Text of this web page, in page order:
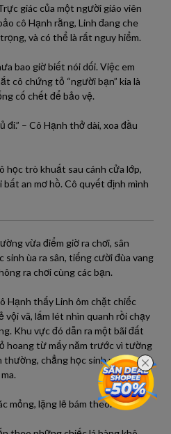
giác của một người giáo viên
cô Hạnh rằng, Linh đang che
và có thể là rất nguy hiểm.
bao giờ biết nói dối. Việc em
cô chứng tỏ “người bạn” kia là
cố chết để bảo vệ.
– Cô Hạnh thở dài, xoa đầu
học trò khuất sau cánh cửa lớp,
an mơ hồ. Cô quyết định mình
vừa điểm giờ ra chơi, sân
ùa ra sân, tiếng cười đùa vang
ra chơi cùng các bạn.
Hạnh thấy Linh ôm chặt chiếc
vội vã, lấm lét nhìn quanh rồi chạy
Khu vực đó dẫn ra một bãi đất
hoang từ mấy năm trước vì tường
chẳng học sinh nào dám
mỏng, lặng lẽ bám theo.